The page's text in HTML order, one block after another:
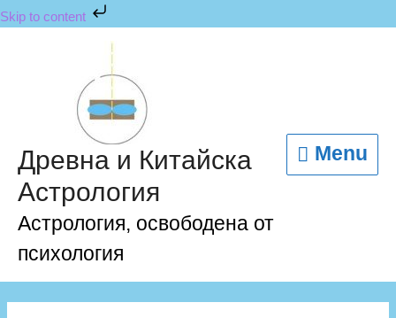
Skip to content
Skip
to
Древна и Китайска
Астрология
Астрология, освободена от
психология
Menu